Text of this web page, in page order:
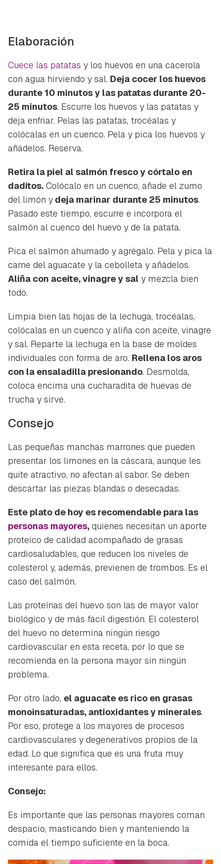
Guardar como favorito
Para poder guardar como favorito, primero has de
iniciar sesión con tu cuenta de Hogarmanía.
Elaboración
Cuece las patatas y los huevos en una cacerola
con agua hirviendo y sal. Deja cocer los huevos
durante 10 minutos y las patatas durante 20-
25 minutos. Escurre los huevos y las patatas y
deja enfriar. Pelas las patatas, trocéalas y
colócalas en un cuenco. Pela y pica los huevos y
añádelos. Reserva.
Retira la piel al salmón fresco y córtalo en
daditos. Colócalo en un cuenco, añade el zumo
del limón y deja marinar durante 25 minutos.
Pasado este tiempo, escurre e incorpora el
salmón al cuenco del huevo y de la patata.
Pica el salmón ahumado y agrégalo. Pela y pica la
carne del aguacate y la cebolleta y añádelos.
Aliña con aceite, vinagre y sal y mezcla bien
todo.
Limpia bien las hojas de la lechuga, trocéalas,
colócalas en un cuenco y aliña con aceite, vinagre
y sal. Reparte la lechuga en la base de moldes
individuales con forma de aro. Rellena los aros
con la ensaladilla presionando. Desmolda,
coloca encima una cucharadita de huevas de
trucha y sirve.
Consejo
Las pequeñas manchas marrones que pueden
presentar los limones en la cáscara, aunque les
quite atractivo, no afectan al sabor. Se deben
descartar las piezas blandas o desecadas.
Este plato de hoy es recomendable para las
personas mayores, quienes necesitan un aporte
proteico de calidad acompañado de grasas
cardiosaludables, que reducen los niveles de
colesterol y, además, previenen de trombos. Es el
caso del salmón.
Las proteínas del huevo son las de mayor valor
biológico y de más fácil digestión. El colesterol
del huevo no determina ningún riesgo
cardiovascular en esta receta, por lo que se
recomienda en la persona mayor sin ningún
problema.
Por otro lado, el aguacate es rico en grasas
monoinsaturadas, antioxidantes y minerales.
Por eso, protege a los mayores de procesos
cardiovasculares y degenerativos propios de la
edad. Lo que significa que es una fruta muy
interesante para ellos.
Consejo:
Es importante que las personas mayores coman
despacio, masticando bien y manteniendo la
comida el tiempo suficiente en la boca.
Contenido enviado
Gracias por suscribirte a nuestro boletín.